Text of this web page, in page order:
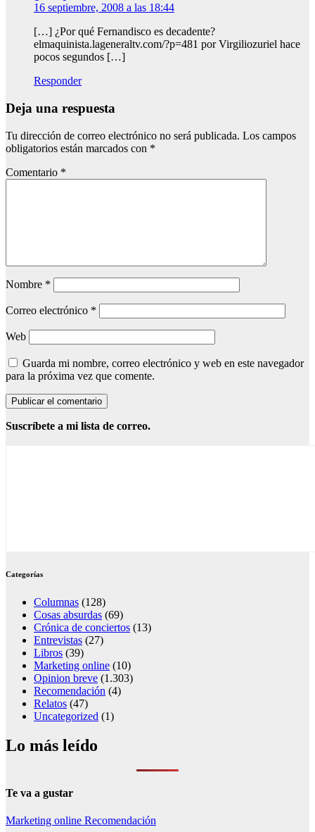
16 septiembre, 2008 a las 18:44
[…] ¿Por qué Fernandisco es decadente?
elmaquinista.lageneraltv.com/?p=481 por Virgiliozuriel hace
pocos segundos […]
Responder
Deja una respuesta
Tu dirección de correo electrónico no será publicada. Los campos
obligatorios están marcados con *
Comentario *
Nombre *
Correo electrónico *
Web
Guarda mi nombre, correo electrónico y web en este navegador
para la próxima vez que comente.
Suscríbete a mi lista de correo.
Categorías
Columnas (128)
Cosas absurdas (69)
Crónica de conciertos (13)
Entrevistas (27)
Libros (39)
Marketing online (10)
Opinion breve (1.303)
Recomendación (4)
Relatos (47)
Uncategorized (1)
Lo más leído
Te va a gustar
Marketing online Recomendación